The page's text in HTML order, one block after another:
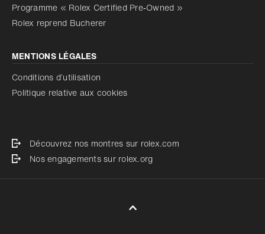
Programme « Rolex Certified Pre‑Owned »
Rolex reprend Bucherer
MENTIONS LÉGALES
Conditions d’utilisation
Politique relative aux cookies
Découvrez nos montres sur rolex.com
Nos engagements sur rolex.org